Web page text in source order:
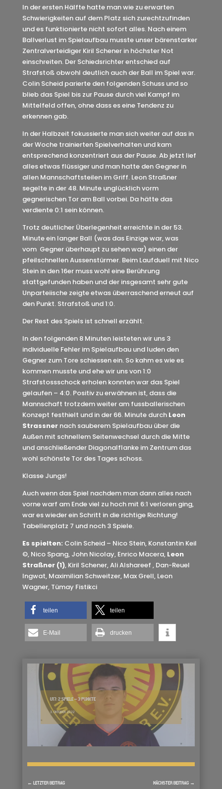
In der ersten Hälfte hatte man wie zu erwarten
Schwierigkeiten auf dem Platz sich zurechtzufinden
und es funktionierte nicht sofort alles. Nach einem
Ballverlust im Spielaufbau musste unser bärenstarker
Zentralverteidiger Kiril Schener in höchster Not
einschreiten. Der Schiedsrichter entschied auf
Strafstoß obwohl deutlich auch der Ball im Spiel war.
Colin Scheid parierte den folgenden Schuss und so
blieb das Spiel bis zur Pause durch viel Kampf im
Mittelfeld offen, ohne dass es eine Tendenz zu
erkennen gab.
In der Halbzeit fokussierte man sich weiter auf das in
der Woche trainierten Spielverhalten und kam
entsprechend konzentriert aus der Pause. Ab jetzt lief
alles etwas flüssiger und man hatte den Gegner in
allen Mannschaftsteilen im Griff. Leon Straßner
segelte in der 48. Minute unglücklich vorm
gegnerischen Tor am Ball vorbei. Da hätte das
verdiente 0:1 sein können.
Trotz deutlicher Überlegenheit erreichte in der 53.
Minute ein langer Ball (was das Einzige war, was
vom Gegner überhaupt zu sehen war) einen der
pfeilschnellen Aussenstürmer. Beim Laufduell mit Nico
Stein in den 16er muss wohl eine Berührung
stattgefunden haben und der insgesamt sehr gute
Unparteiische zeigte etwas überraschend erneut auf
den Punkt. Strafstoß und 1:0.
Der Rest des Spiels ist schnell erzählt.
In den folgenden 8 Minuten leisteten wir uns 3
individuelle Fehler im Spielaufbau und luden den
Gegner zum Tore schiessen ein. So kahm es wie es
kommen musste und ehe wir uns von 1:0
Strafstossschock erholen konnten war das Spiel
gelaufen – 4:0. Positiv zu erwähnen ist, dass die
Mannschaft trotzdem weiter am fussballerischen
Konzept festhielt und in der 66. Minute durch Leon
Strassnernach sauberem Spielaufbau über die
Außen mit schnellem Seitenwechsel durch die Mitte
und anschließender Diagonalflanke im Zentrum das
wohl schönste Tor des Tages schoss.
Klasse Jungs!
Auch wenn das Spiel nachdem man dann alles nach
vorne warf am Ende viel zu hoch mit 6:1 verloren ging,
war es wieder ein Schritt in die richtige Richtung!
Tabellenplatz 7 und noch 3 Spiele.
Es spielten: Colin Scheid – Nico Stein, Konstantin Keil
©, Nico Spang, John Nicolay, Enrico Macera, Leon
Straßner (1), Kiril Schener, Ali Alshareef , Dan-Reuel
Ingwat, Maximilian Schweitzer, Max Grell, Leon
Wagner, Tümay Fistikci
teilen teilen
E-Mail drucken
U17: 2 SPIELE – 3 PUNKTE
3. OKTOBER 2022
← LETZTER BEITRAG NÄCHSTER BEITRAG →